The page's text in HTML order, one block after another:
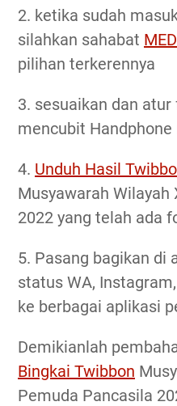
2. ketika sudah
silahkan sahabat
pilihan terkerennya
3. sesuaikan dan
mencubit Handphone
4. Unduh Hasil
Musyawarah Wilayah
2022 yang telah ada
5. Pasang bagikan di
status WA,
ke berbagai aplikasi
Demikianlah
Bingkai Twibbon
Pemuda Pancasila